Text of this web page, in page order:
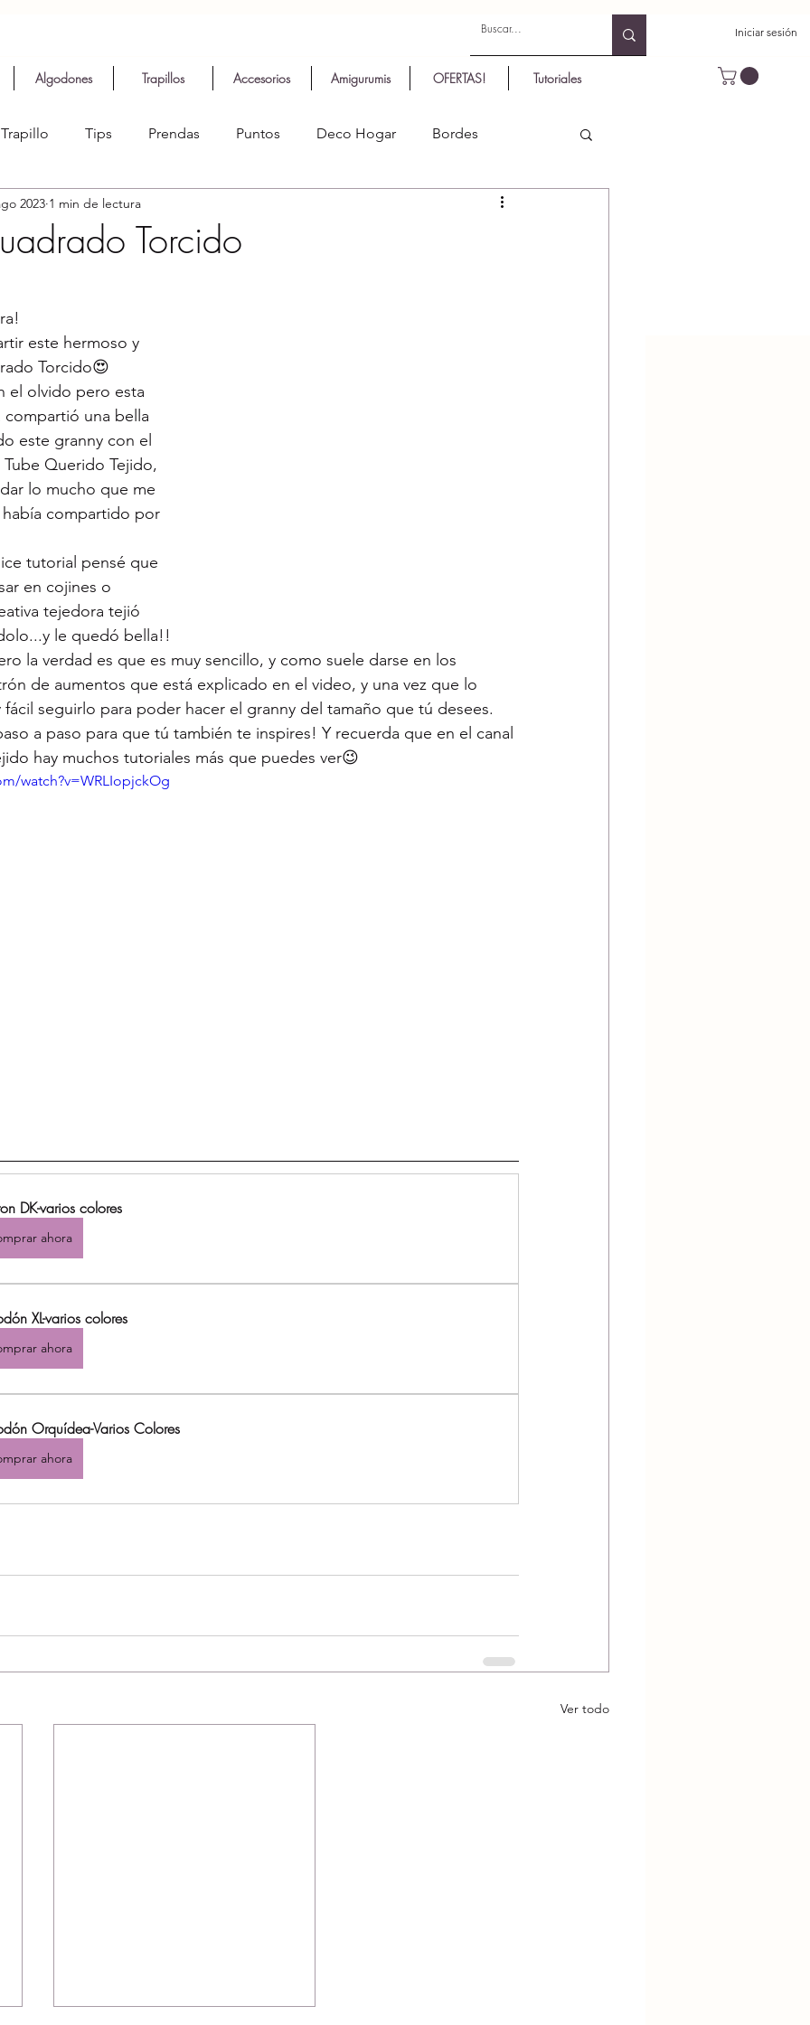
Iniciar sesión
Algodones Trapillos Accesorios Amigurumis OFERTAS! Tutoriales
Trapillo Tips Prendas Puntos Deco Hogar Bordes
Torcido
2023 1 min de lectura
este hermoso y
Torcido😍
el olvido pero esta
compartió una bella
este granny con el
Querido Tejido,
lo mucho que me
compartido por
tutorial pensé que
en cojines o
tejedora tejió
le quedó bella!!
la verdad es que es muy sencillo, y como suele darse en los
de aumentos que está explicado en el video, y una vez que lo
seguirlo para poder hacer el granny del tamaño que tú desees.
a paso para que tú también te inspires! Y recuerda que en el canal
hay muchos tutoriales más que puedes ver😉
watch?v=WRLIopjckOg
DK-varios colores
ahora
XL-varios colores
ahora
Orquídea-Varios Colores
ahora
Ver todo